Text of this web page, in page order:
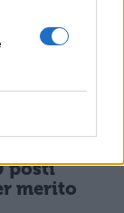
milioni
e ricerca
posti
merito